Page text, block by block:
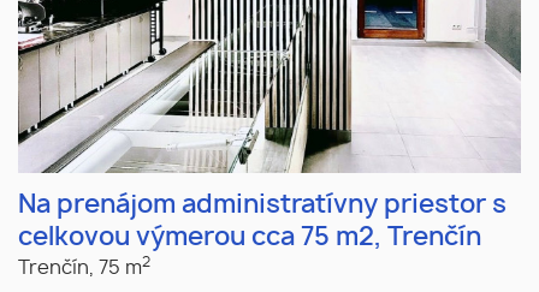
Na prenájom administratívny priestor s
celkovou výmerou cca 75 m2, Trenčín
Trenčín, 75 m2